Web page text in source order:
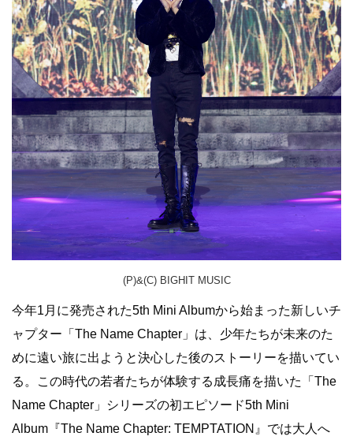
(P)&(C) BIGHIT MUSIC
今年1月に発売された5th Mini Albumから始まった新しいチ
ャプター「The Name Chapter」は、少年たちが未来のた
めに遠い旅に出ようと決心した後のストーリーを描いてい
る。この時代の若者たちが体験する成長痛を描いた「The
Name Chapter」シリーズの初エピソード5th Mini
Album『The Name Chapter: TEMPTATION』では大人へ